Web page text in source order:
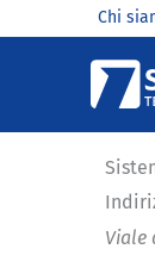
Chi
Viale